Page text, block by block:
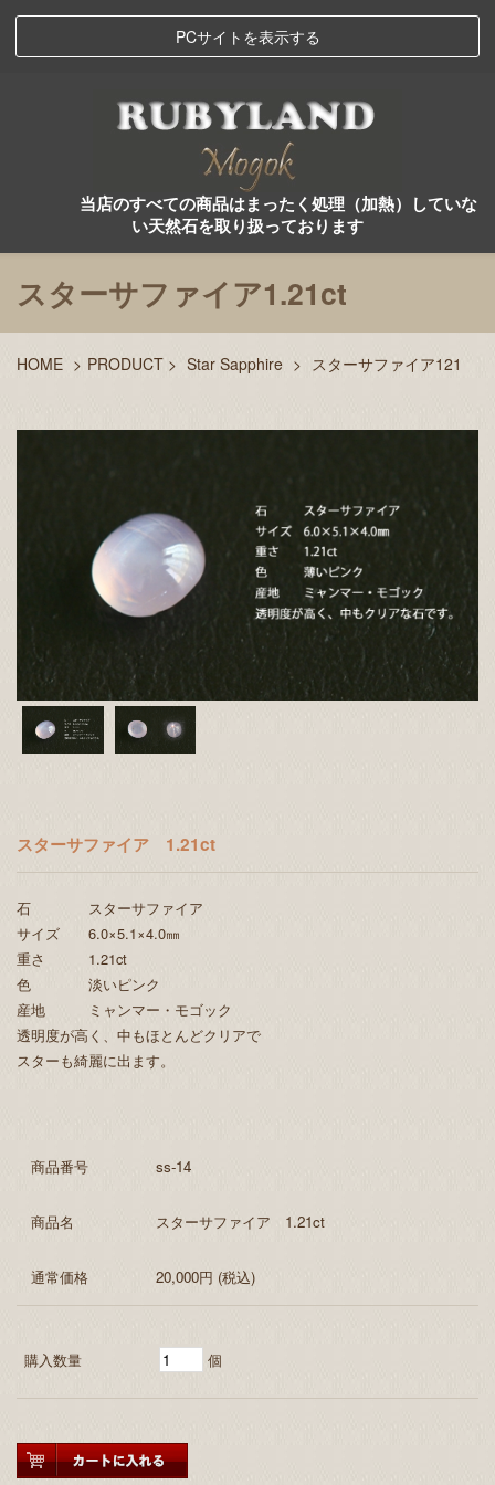
PCサイトを表示する
当店のすべての商品はまったく処理（加熱）していな
い天然石を取り扱っております
スターサファイア1.21ct
HOME > PRODUCT > Star Sapphire > スターサファイア121
スターサファイア 1.21ct
石 スターサファイア
サイズ 6.0×5.1×4.0㎜
重さ 1.21ct
色 淡いピンク
産地 ミャンマー・モゴック
透明度が高く、中もほとんどクリアで
スターも綺麗に出ます。
商品番号 ss-14
商品名 スターサファイア 1.21ct
通常価格 20,000円 (税込)
購入数量 個